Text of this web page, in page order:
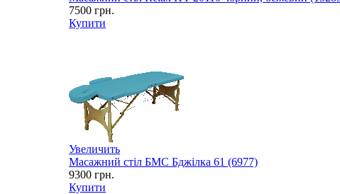
7500 грн.
Купити
Увеличить
Масажний стіл БМС Бджілка 61 (6977)
9300 грн.
Купити